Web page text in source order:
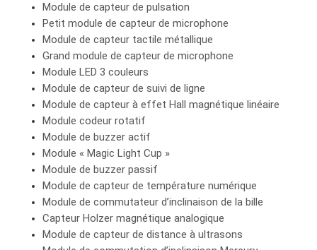
Module de capteur de pulsation
Petit module de capteur de microphone
Module de capteur tactile métallique
Grand module de capteur de microphone
Module LED 3 couleurs
Module de capteur de suivi de ligne
Module de capteur à effet Hall magnétique linéaire
Module codeur rotatif
Module de buzzer actif
Module « Magic Light Cup »
Module de buzzer passif
Module de capteur de température numérique
Module de commutateur d’inclinaison de la bille
Capteur Holzer magnétique analogique
Module de capteur de distance à ultrasons